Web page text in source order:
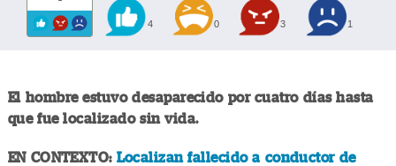
4 0 3 1
El hombre estuvo desaparecido por cuatro días hasta
que fue localizado sin vida.
EN CONTEXTO:Localizan fallecido a conductor de